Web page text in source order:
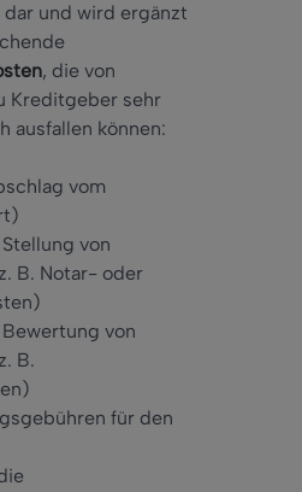
dar und wird ergänzt
, die von
Kreditgeber sehr
ausfallen können:
vom
von
B. Notar- oder
von
B.
für den